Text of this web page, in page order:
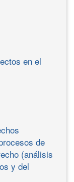
en el
de
(análisis
y del